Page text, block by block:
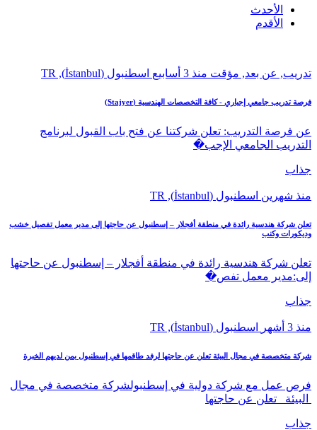
الأحدث
الأقدم
تدريب, عن بعد, مؤقت منذ 3 أسابيع اسطنبول (İstanbul), TR
فرصة تدريب جامعي إجباري - كافة التخصصات الهندسية (Stajyer)
عن فرصة التدريب: تعلن شركتنا عن فتح باب القبول لبرنامج
التدريب الجامعي الإجب�
جذاب
منذ شهرين اسطنبول (İstanbul), TR
تعلن شركة هندسية رائدة في منطقة أفجلار – إسطنبول عن حاجتها إلى مدير معمل تفصيل خشب
وديكورات وكنب
تعلن شركة هندسية رائدة في منطقة أفجلار – إسطنبول عن حاجتها
إلى:مدير معمل تفص�
جذاب
منذ 3 أشهر اسطنبول (İstanbul), TR
شركة متخصصة في مجال البيئة تعلن عن حاجتها لرفد طاقمها في إسطنبول بمن لديهم الخبرة
فرص عمل مع شركة دولية في إسطنبولشركة متخصصة في مجال
البيئة تعلن عن حاجتها
جذاب